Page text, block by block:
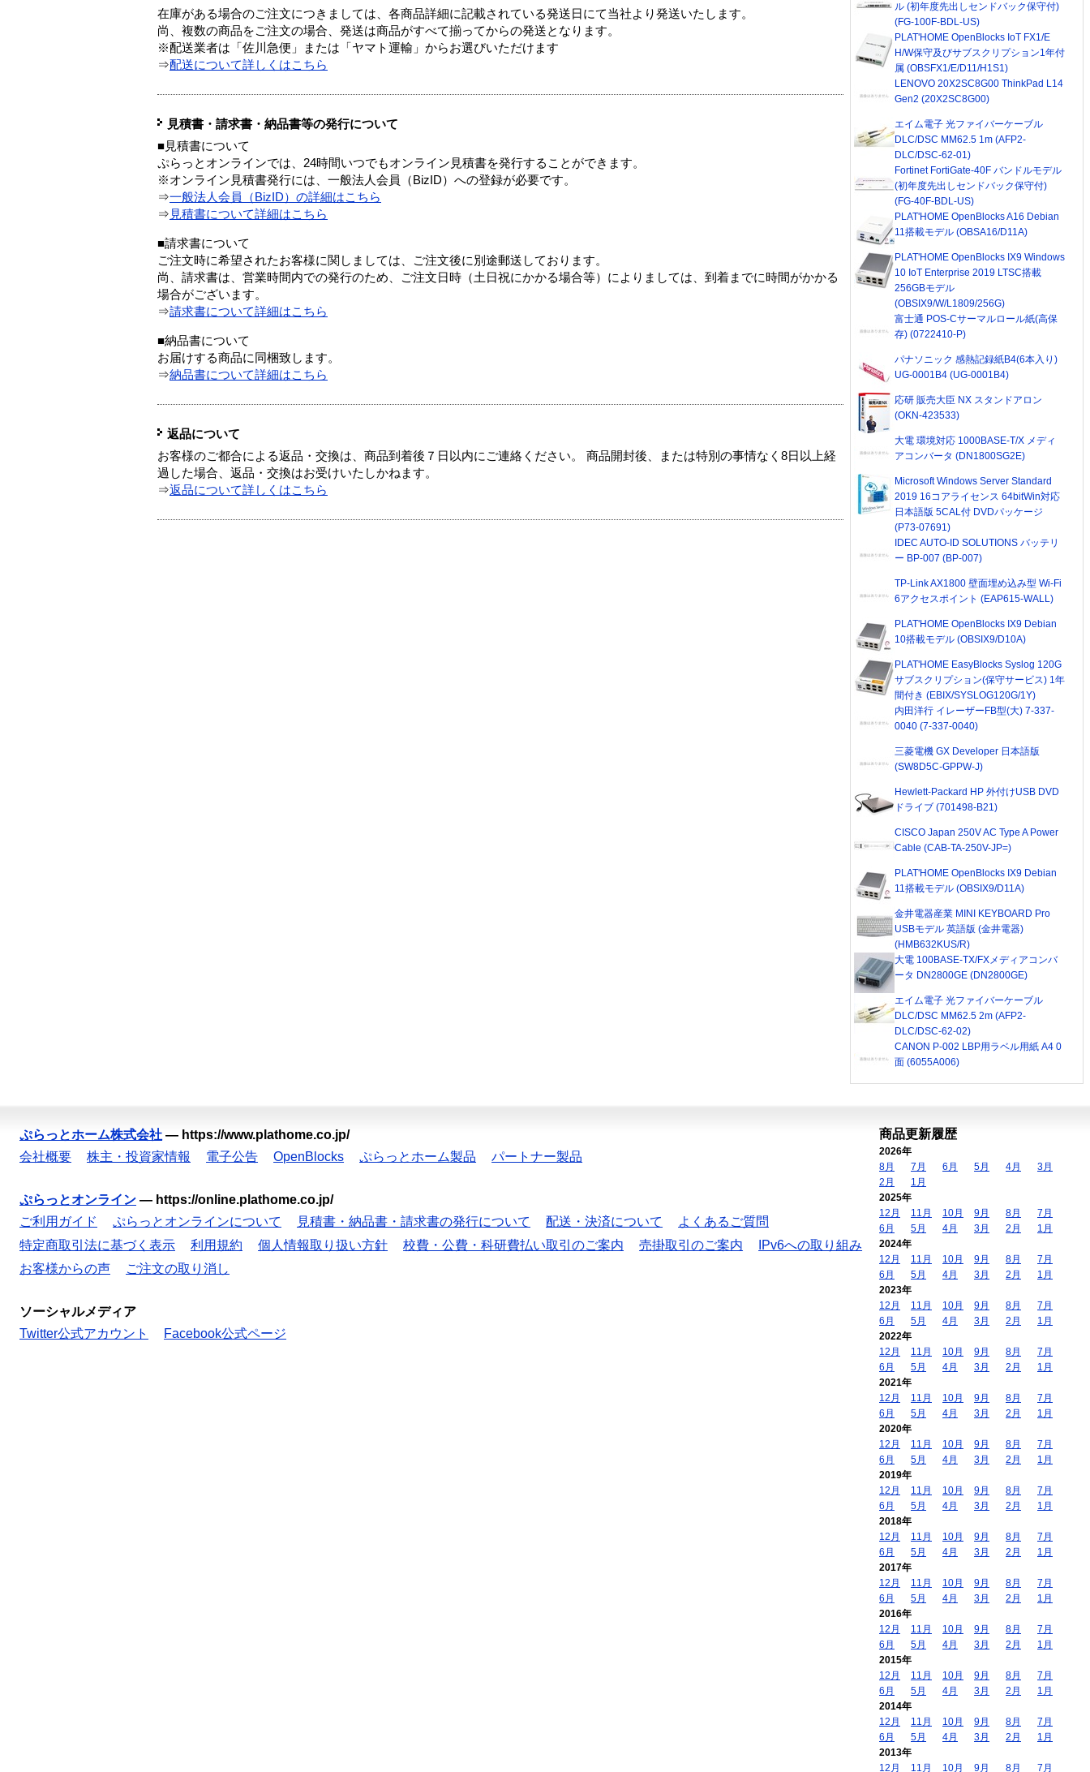
在庫がある場合のご注文につきましては、各商品詳細に記載されている発送日にて当社より発送いたします。
尚、複数の商品をご注文の場合、発送は商品がすべて揃ってからの発送となります。
※配送業者は「佐川急便」または「ヤマト運輸」からお選びいただけます
⇒配送について詳しくはこちら
見積書・請求書・納品書等の発行について
■見積書について
ぷらっとオンラインでは、24時間いつでもオンライン見積書を発行することができます。
※オンライン見積書発行には、一般法人会員（BizID）への登録が必要です。
⇒一般法人会員（BizID）の詳細はこちら
⇒ 見積書について詳細はこちら
■請求書について
ご注文時に希望されたお客様に関しましては、ご注文後に別途郵送しております。
尚、請求書は、営業時間内での発行のため、ご注文日時（土日祝にかかる場合等）によりましては、到着までに時間がかかる
場合がございます。
⇒請求書について詳細はこちら
■納品書について
お届けする商品に同梱致します。
⇒納品書について詳細はこちら
返品について
お客様のご都合による返品・交換は、商品到着後７日以内にご連絡ください。 商品開封後、または特別の事情なく8日以上経
過した場合、返品・交換はお受けいたしかねます。
⇒返品について詳しくはこちら
ル (初年度先出しセンドバック保守付)
(FG-100F-BDL-US)
PLAT'HOME OpenBlocks IoT FX1/E
H/W保守及びサブスクリプション1年付
属 (OBSFX1/E/D11/H1S1)
LENOVO 20X2SC8G00 ThinkPad L14
Gen2 (20X2SC8G00)
エイム電子 光ファイバーケーブル
DLC/DSC MM62.5 1m (AFP2-
DLC/DSC-62-01)
Fortinet FortiGate-40F バンドルモデル
(初年度先出しセンドバック保守付)
(FG-40F-BDL-US)
PLAT'HOME OpenBlocks A16 Debian
11搭載モデル (OBSA16/D11A)
PLAT'HOME OpenBlocks IX9 Windows
10 IoT Enterprise 2019 LTSC搭載
256GBモデル
(OBSIX9/W/L1809/256G)
富士通 POS-Cサーマルロール紙(高保
存) (0722410-P)
パナソニック 感熱記録紙B4(6本入り)
UG-0001B4 (UG-0001B4)
応研 販売大臣 NX スタンドアロン
(OKN-423533)
大電 環境対応 1000BASE-T/X メディ
アコンバータ (DN1800SG2E)
Microsoft Windows Server Standard
2019 16コアライセンス 64bitWin対応
日本語版 5CAL付 DVDパッケージ
(P73-07691)
IDEC AUTO-ID SOLUTIONS バッテリ
ー BP-007 (BP-007)
TP-Link AX1800 壁面埋め込み型 Wi-Fi
6アクセスポイント (EAP615-WALL)
PLAT'HOME OpenBlocks IX9 Debian
10搭載モデル (OBSIX9/D10A)
PLAT'HOME EasyBlocks Syslog 120G
サブスクリプション(保守サービス) 1年
間付き (EBIX/SYSLOG120G/1Y)
内田洋行 イレーザーFB型(大) 7-337-
0040 (7-337-0040)
三菱電機 GX Developer 日本語版
(SW8D5C-GPPW-J)
Hewlett-Packard HP 外付けUSB DVD
ドライブ (701498-B21)
CISCO Japan 250V AC Type A Power
Cable (CAB-TA-250V-JP=)
PLAT'HOME OpenBlocks IX9 Debian
11搭載モデル (OBSIX9/D11A)
金井電器産業 MINI KEYBOARD Pro
USBモデル 英語版 (金井電器)
(HMB632KUS/R)
大電 100BASE-TX/FXメディアコンバ
ータ DN2800GE (DN2800GE)
エイム電子 光ファイバーケーブル
DLC/DSC MM62.5 2m (AFP2-
DLC/DSC-62-02)
CANON P-002 LBP用ラベル用紙 A4 0
面 (6055A006)
ぷらっとホーム株式会社 — https://www.plathome.co.jp/
会社概要
株主・投資家情報 電子公告 OpenBlocks ぷらっとホーム製品 パートナー製品
ぷらっとオンライン — https://online.plathome.co.jp/
ご利用ガイド
ぷらっとオンラインについて 見積書・納品書・請求書の発行について 配送・決済について
よくあるご質問
特定商取引法に基づく表示
利用規約 個人情報取り扱い方針 校費・公費・科研費払い取引のご案内 売掛取引のご案内
IPv6への取り組み
お客様からの声
ご注文の取り消し
ソーシャルメディア
Twitter公式アカウント
Facebook公式ページ
商品更新履歴
2026年
8月
7月 6月 5月 4月
3月
2月
1月
2025年
12月
11月 10月 9月 8月
7月
6月
5月 4月 3月 2月
1月
2024年
12月
11月 10月 9月 8月
7月
6月
5月 4月 3月 2月
1月
2023年
12月
11月 10月 9月 8月
7月
6月
5月 4月 3月 2月
1月
2022年
12月
11月 10月 9月 8月
7月
6月
5月 4月 3月 2月
1月
2021年
12月
11月 10月 9月 8月
7月
6月
5月 4月 3月 2月
1月
2020年
12月
11月 10月 9月 8月
7月
6月
5月 4月 3月 2月
1月
2019年
12月
11月 10月 9月 8月
7月
6月
5月 4月 3月 2月
1月
2018年
12月
11月 10月 9月 8月
7月
6月
5月 4月 3月 2月
1月
2017年
12月
11月 10月 9月 8月
7月
6月
5月 4月 3月 2月
1月
2016年
12月
11月 10月 9月 8月
7月
6月
5月 4月 3月 2月
1月
2015年
12月
11月 10月 9月 8月
7月
6月
5月 4月 3月 2月
1月
2014年
12月
11月 10月 9月 8月
7月
6月
5月 4月 3月 2月
1月
2013年
12月
11月 10月 9月 8月 7月